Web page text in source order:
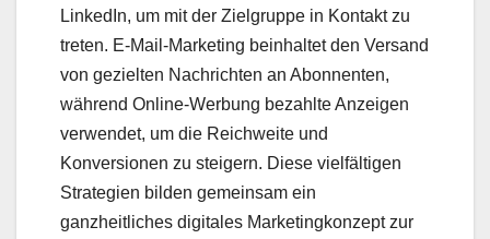
LinkedIn, um mit der Zielgruppe in Kontakt zu
treten. E-Mail-Marketing beinhaltet den Versand
von gezielten Nachrichten an Abonnenten,
während Online-Werbung bezahlte Anzeigen
verwendet, um die Reichweite und
Konversionen zu steigern. Diese vielfältigen
Strategien bilden gemeinsam ein
ganzheitliches digitales Marketingkonzept zur